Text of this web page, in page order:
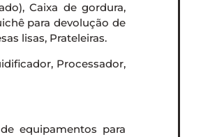
Caixa de gordura,
para devolução de
lisas, Prateleiras.
Processador,
equipamentos para